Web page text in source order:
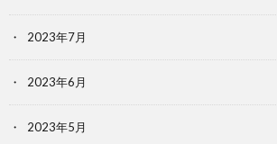
2023年7月
2023年6月
2023年5月